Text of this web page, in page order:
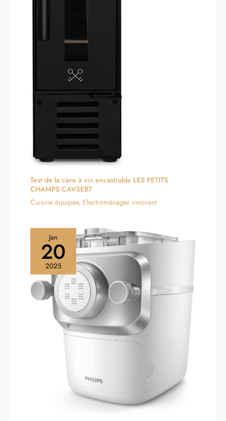
Test de la cave à vin encastrable LES PETITS
CHAMPS CAVSEB7
Cuisine équipée, Electroménager innovant
Jan
20
2025